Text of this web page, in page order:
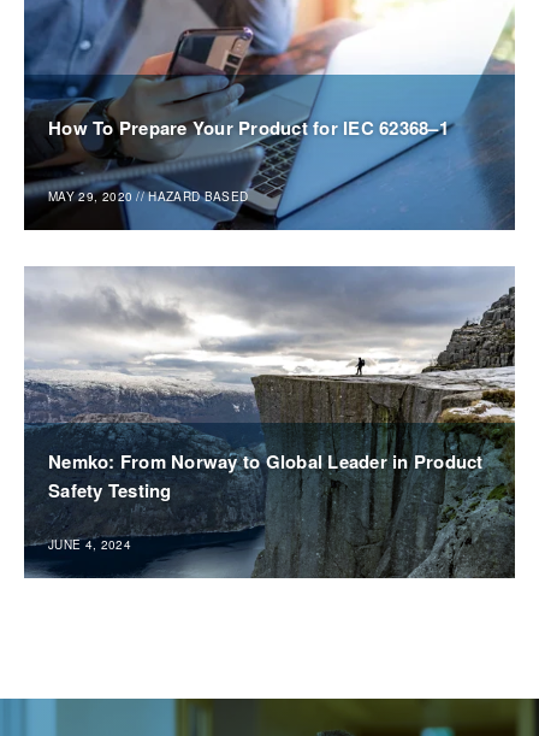
How To Prepare Your Product for IEC 62368–1
MAY 29, 2020 //HAZARD BASED
Nemko: From Norway to Global Leader in Product
Safety Testing
JUNE 4, 2024